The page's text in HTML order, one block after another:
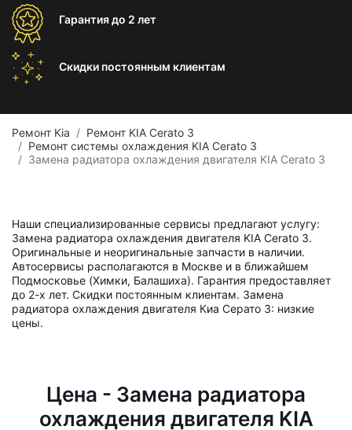
Гарантиядо 2 лет
Скидки постоянным клиентам
Ремонт Kia
Ремонт KIA Cerato 3
Ремонт системы охлаждения KIA Cerato 3
Замена радиатора охлаждения двигателя KIA Cerato 3
Наши специализированные сервисы предлагают услугу:
Замена радиатора охлаждения двигателя KIA Cerato 3.
Оригинальные и неоригинальные запчасти в наличии.
Автосервисы располагаются в Москве и в ближайшем
Подмосковье (Химки, Балашиха). Гарантия предоставляет
до 2-х лет. Скидки постоянным клиентам. Замена
радиатора охлаждения двигателя Киа Серато 3: низкие
цены.
Цена - Замена радиатора
охлаждения двигателя KIA